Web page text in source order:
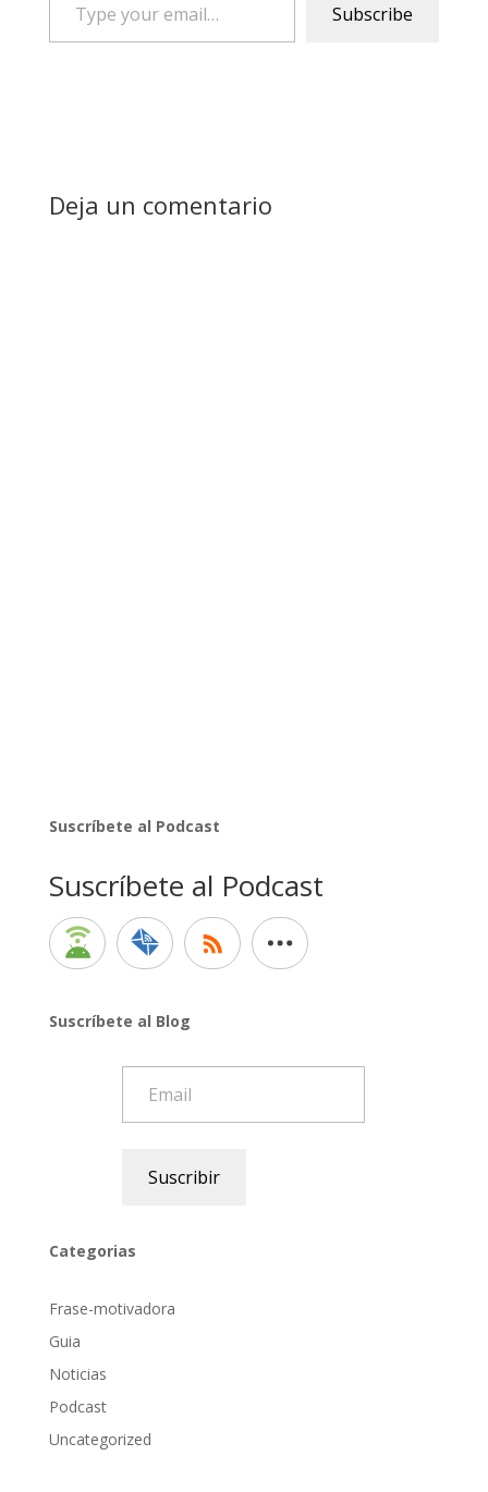
email…
Subscribe
Deja un comentario
Suscríbete al Podcast
Suscríbete al Podcast
Suscríbete al Blog
Suscribir
Categorias
Frase-motivadora
Guia
Noticias
Podcast
Uncategorized